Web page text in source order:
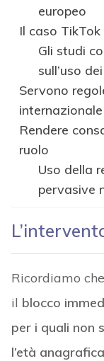
europeo
Il caso
Gli studi
sull’uso
Servono
internazionale
Rendere
ruolo
Uso della
pervasive
Ricordiamo
il blocco
per i quali non
l’età anagrafica